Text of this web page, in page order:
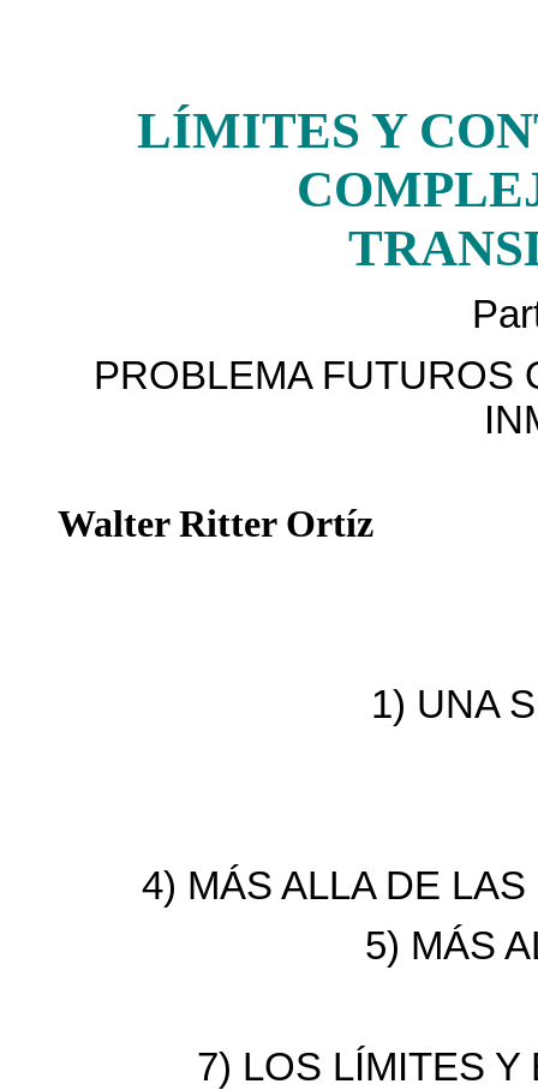
LÍMITES Y
PROBLEMA FUTUROS
Walter Ritter Ortíz
1) UNA
4) MÁS ALLA DE
5) MÁS
7) LOS LÍMITES